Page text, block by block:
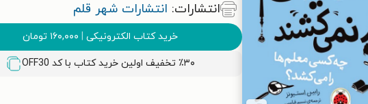
انتشارات: انتشارات شهر قلم
خرید کتاب الکترونیکی | ۱۶۰,۰۰۰ تومان
٪۳۰ تخفیف اولین خرید کتاب با کد OFF30